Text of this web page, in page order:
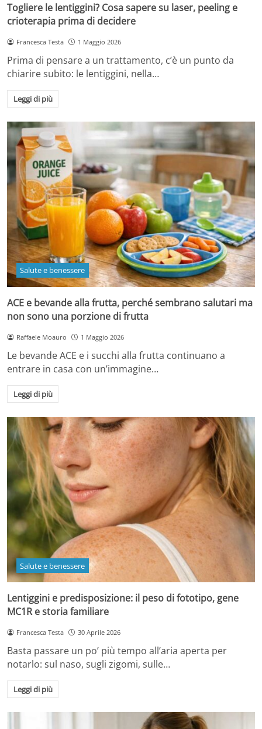
Togliere le lentiggini? Cosa sapere su laser, peeling e
crioterapia prima di decidere
Francesca Testa 1 Maggio 2026
Prima di pensare a un trattamento, c’è un punto da
chiarire subito: le lentiggini, nella…
Leggi di più
Salute e benessere
ACE e bevande alla frutta, perché sembrano salutari ma
non sono una porzione di frutta
Raffaele Moauro 1 Maggio 2026
Le bevande ACE e i succhi alla frutta continuano a
entrare in casa con un’immagine…
Leggi di più
Salute e benessere
Lentiggini e predisposizione: il peso di fototipo, gene
MC1R e storia familiare
Francesca Testa 30 Aprile 2026
Basta passare un po’ più tempo all’aria aperta per
notarlo: sul naso, sugli zigomi, sulle…
Leggi di più